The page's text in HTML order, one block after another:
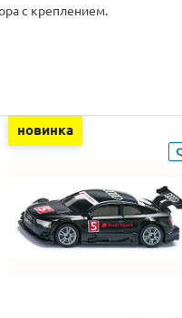
с креплением.
новинка